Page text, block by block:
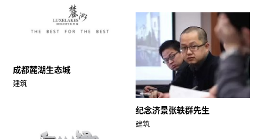
成都麓湖生态城
建筑
纪念济景张轶群先生
建筑